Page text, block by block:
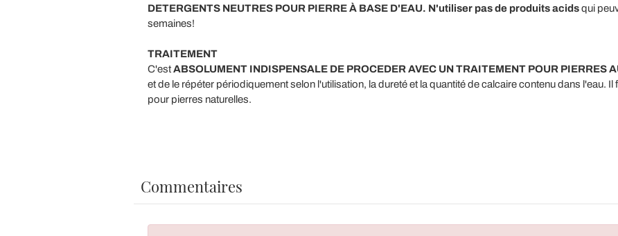
DETERGENTS NEUTRES POUR PIERRE À BASE D'EAU. N'utiliser pas de produits acidsqui
semaines!
TRAITEMENT
C'estABSOLUMENT INDISPENSALE DE PROCEDER AVEC UN TRAITEMENT POUR PIERRES
et de le répéter périodiquement selon l'utilisation, la dureté et la quantité de calcaire contenu dans l'eau.
pour pierres naturelles.
Commentaires